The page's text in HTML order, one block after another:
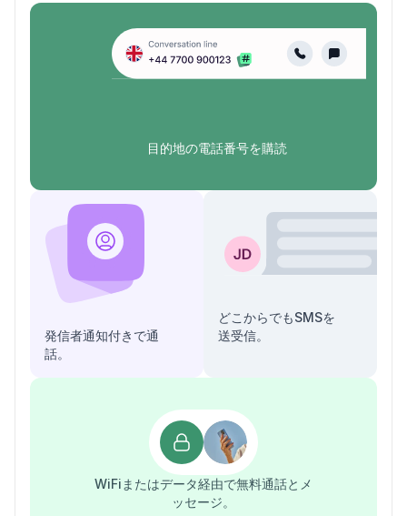
目的地の電話番号を購読
発信者通知付きで通
話。
どこからでもSMSを
送受信。
WiFiまたはデータ経由で無料通話とメ
ッセージ。